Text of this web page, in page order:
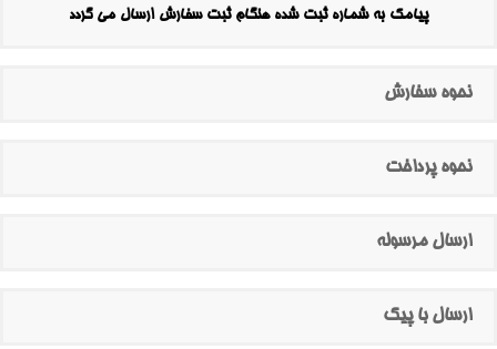
پیامک به شماره ثبت شده هنگام ثبت سفارش ارسال می گردد
نحوه سفارش
نحوه پرداخت
ارسال مرسوله
ارسال با پیک